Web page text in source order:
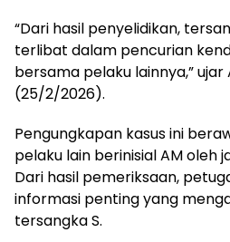
“Dari hasil penyelidikan,
terlibat dalam pencurian
bersama pelaku lainnya,” ujar
(25/2/2026).
Pengungkapan kasus ini
pelaku lain berinisial AM oleh
Dari hasil pemeriksaan,
informasi penting yang
tersangka S.